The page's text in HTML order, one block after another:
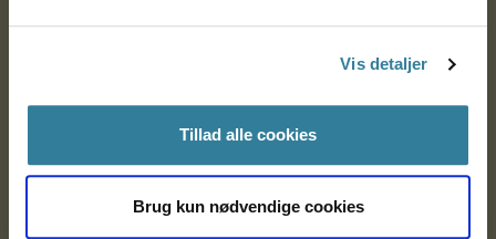
Vis detaljer
Tillad alle cookies
Brug kun nødvendige cookies
Ankestyrelsen
Ankestyrelsen Aalborg